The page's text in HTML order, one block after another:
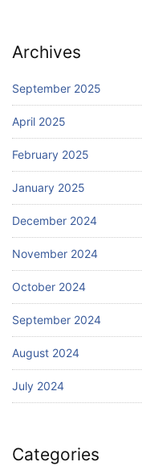
Archives
September 2025
April 2025
February 2025
January 2025
December 2024
November 2024
October 2024
September 2024
August 2024
July 2024
Categories